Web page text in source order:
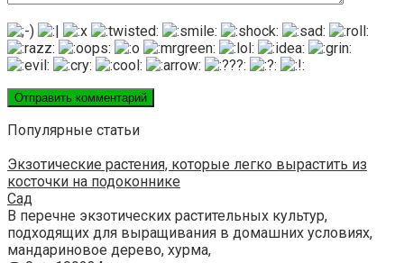
Популярные статьи
Экзотические растения, которые легко вырастить из
косточки на подоконнике
Сад
В перечне экзотических растительных культур,
подходящих для выращивания в домашних условиях,
мандариновое дерево, хурма,